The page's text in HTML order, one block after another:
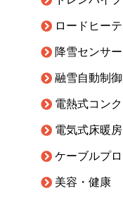
ロードヒー
降雪センサー
融雪自動制
電熱式コン
電気式床暖
ケーブルプ
美容・健康